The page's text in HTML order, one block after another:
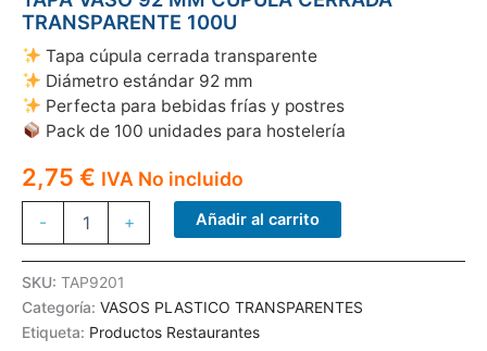
TRANSPARENTE 100U
Tapa cúpula cerrada transparente
Diámetro estándar 92 mm
Perfecta para bebidas frías y postres
Pack de 100 unidades para hostelería
2,75 € IVA No incluido
-
MM
CUPULA
CERRADA
TRANSPARENTE
+ Añadir al carrito
SKU: TAP9201
Categoría: VASOS PLASTICO TRANSPARENTES
Etiqueta: Productos Restaurantes